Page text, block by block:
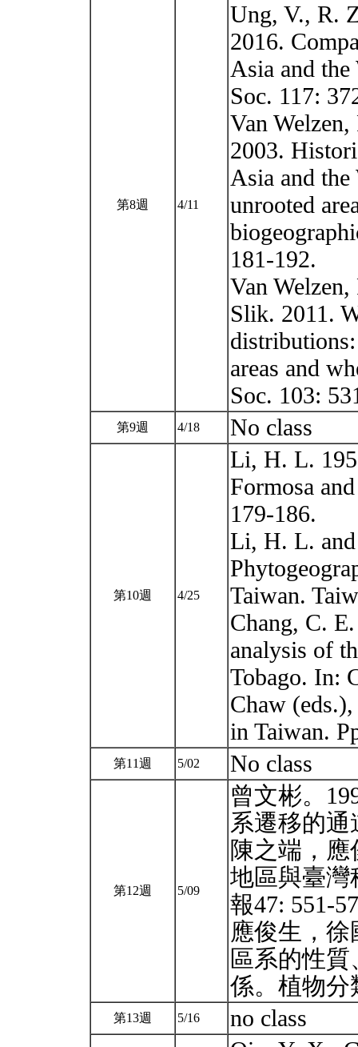
第8週 4/11
Ung, V., R.
2016.
Asia and
Soc. 117:
Van
2003.
Asia and
unrooted
181-192.
Van
Slik. 2011.
areas and
Soc. 103:
第9週 4/18 No class
第10週 4/25
Li, H. L.
Formosa
179-186.
Li, H. L.
Taiwan.
Chang, C.
analysis of
Tobago. In:
Chaw
in Taiwan.
第11週 5/02 No class
第12週 5/09
曾文彬。
系遷移的通
陳之端，應
地區與臺灣
報47: 551-
應俊生，徐
區系的性
係。植物分
第13週 5/16
no class